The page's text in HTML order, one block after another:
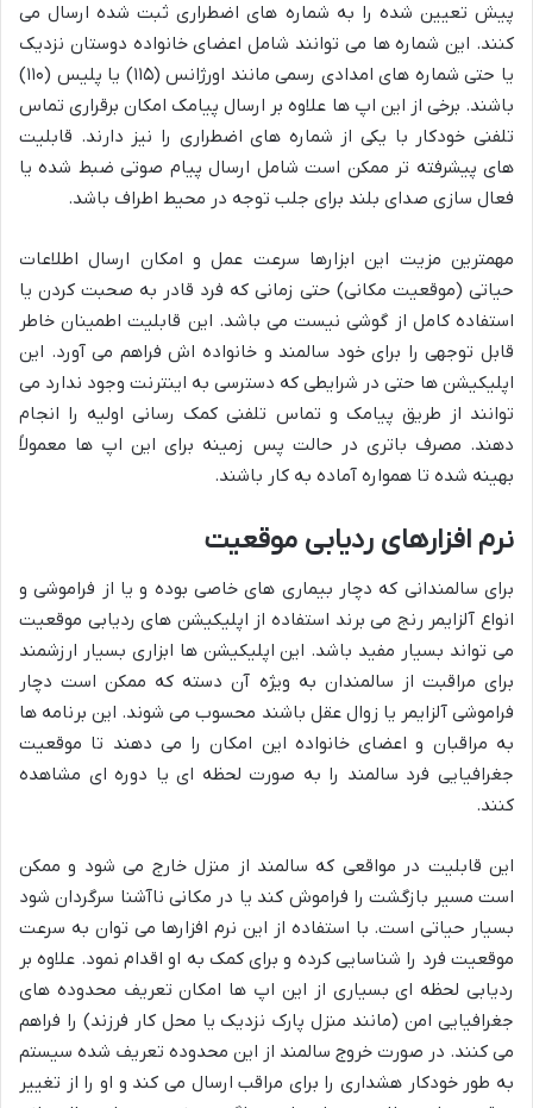
پیش تعیین شده را به شماره های اضطراری ثبت شده ارسال می
کنند. این شماره ها می توانند شامل اعضای خانواده دوستان نزدیک
یا حتی شماره های امدادی رسمی مانند اورژانس (۱۱۵) یا پلیس (۱۱۰)
باشند. برخی از این اپ ها علاوه بر ارسال پیامک امکان برقراری تماس
تلفنی خودکار با یکی از شماره های اضطراری را نیز دارند. قابلیت
های پیشرفته تر ممکن است شامل ارسال پیام صوتی ضبط شده یا
فعال سازی صدای بلند برای جلب توجه در محیط اطراف باشد.
مهمترین مزیت این ابزارها سرعت عمل و امکان ارسال اطلاعات
حیاتی (موقعیت مکانی) حتی زمانی که فرد قادر به صحبت کردن یا
استفاده کامل از گوشی نیست می باشد. این قابلیت اطمینان خاطر
قابل توجهی را برای خود سالمند و خانواده اش فراهم می آورد. این
اپلیکیشن ها حتی در شرایطی که دسترسی به اینترنت وجود ندارد می
توانند از طریق پیامک و تماس تلفنی کمک رسانی اولیه را انجام
دهند. مصرف باتری در حالت پس زمینه برای این اپ ها معمولاً
بهینه شده تا همواره آماده به کار باشند.
نرم افزارهای ردیابی موقعیت
برای سالمندانی که دچار بیماری های خاصی بوده و یا از فراموشی و
انواع آلزایمر رنج می برند استفاده از اپلیکیشن های ردیابی موقعیت
می تواند بسیار مفید باشد. این اپلیکیشن ها ابزاری بسیار ارزشمند
برای مراقبت از سالمندان به ویژه آن دسته که ممکن است دچار
فراموشی آلزایمر یا زوال عقل باشند محسوب می شوند. این برنامه ها
به مراقبان و اعضای خانواده این امکان را می دهند تا موقعیت
جغرافیایی فرد سالمند را به صورت لحظه ای یا دوره ای مشاهده
کنند.
این قابلیت در مواقعی که سالمند از منزل خارج می شود و ممکن
است مسیر بازگشت را فراموش کند یا در مکانی ناآشنا سرگردان شود
بسیار حیاتی است. با استفاده از این نرم افزارها می توان به سرعت
موقعیت فرد را شناسایی کرده و برای کمک به او اقدام نمود. علاوه بر
ردیابی لحظه ای بسیاری از این اپ ها امکان تعریف محدوده های
جغرافیایی امن (مانند منزل پارک نزدیک یا محل کار فرزند) را فراهم
می کنند. در صورت خروج سالمند از این محدوده تعریف شده سیستم
به طور خودکار هشداری را برای مراقب ارسال می کند و او را از تغییر